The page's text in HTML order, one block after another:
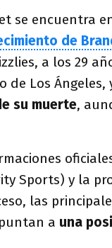
se encuentra
de
a los 29
de Los Ángeles,
su muerte,
Sports) y la
las
a una